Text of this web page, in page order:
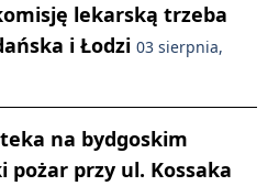
lekarską trzeba
i Łodzi 03 sierpnia,
na bydgoskim
pożar przy ul. Kossaka